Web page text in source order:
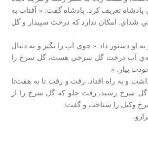
پادشاه تعريف كرد. پادشاه گفت: « آفتاب به
شداي. امكان ندارد كه درخت سپيدار و گل
او دستور داد « جوي آب را بگير و به دنبال
آب درخت گل سرخي هست، گل سرخ را
بيار. »
و به راه افتاد. رفت و رفت تا به هفت‌تا
گل سرخ رسيد. رفت جلو كه گل سرخ را از
وكيل را شناخت و گفت: